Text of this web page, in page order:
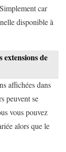
car
disponible à
extensions de
affichées dans
peuvent se
vous pouvez
alors que le